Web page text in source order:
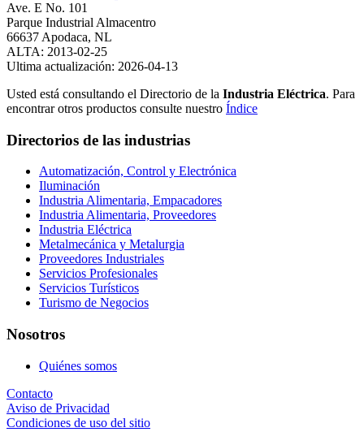
Ave. E No. 101
Parque Industrial Almacentro
66637 Apodaca, NL
ALTA: 2013-02-25
Ultima actualización: 2026-04-13
Usted está consultando el Directorio de la Industria Eléctrica. Para
encontrar otros productos consulte nuestro Índice
Directorios de las industrias
Automatización, Control y Electrónica
Iluminación
Industria Alimentaria, Empacadores
Industria Alimentaria, Proveedores
Industria Eléctrica
Metalmecánica y Metalurgia
Proveedores Industriales
Servicios Profesionales
Servicios Turísticos
Turismo de Negocios
Nosotros
Quiénes somos
Contacto
Aviso de Privacidad
Condiciones de uso del sitio